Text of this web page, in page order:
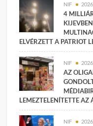
NIF
4
ELVÉRZETT A PATRIOT
NIF
AZ
LEMEZTELENÍTETTE AZ
NIF